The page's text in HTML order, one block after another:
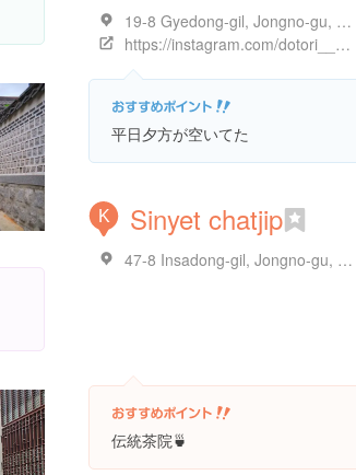
19-8 Gyedong-gil, Jongno-gu, Seoul, 大韓民国
https://instagram.com/dotori__seoul
平日夕方が空いてた
K Sinyet chatjip
47-8 Insadong-gil, Jongno-gu, Seoul, 大韓民国
伝統茶院🍵